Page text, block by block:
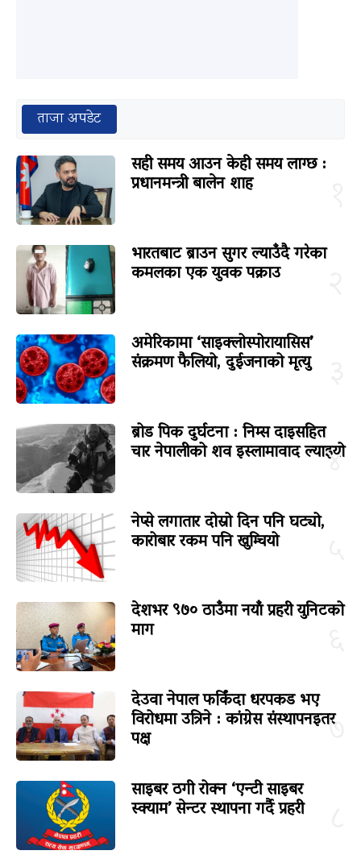
ताजा अपडेट
सही समय आउन केही समय लाग्छ :
प्रधानमन्त्री बालेन शाह
भारतबाट ब्राउन सुगर ल्याउँदै गरेका
कमलका एक युवक पक्राउ
अमेरिकामा ‘साइक्लोस्पोरायासिस’
संक्रमण फैलियो, दुईजनाको मृत्यु
४
ब्रोड पिक दुर्घटना : निम्स दाइसहित
चार नेपालीको शव इस्लामावाद ल्याइयो
नेप्से लगातार दोस्रो दिन पनि घट्यो,
कारोबार रकम पनि खुम्चियो
देशभर ९७० ठाउँमा नयाँ प्रहरी युनिटको
माग
७
देउवा नेपाल फर्किंदा धरपकड भए
विरोधमा उत्रिने : कांग्रेस संस्थापनइतर
पक्ष
साइबर ठगी रोक्न ‘एन्टी साइबर
स्क्याम’ सेन्टर स्थापना गर्दै प्रहरी